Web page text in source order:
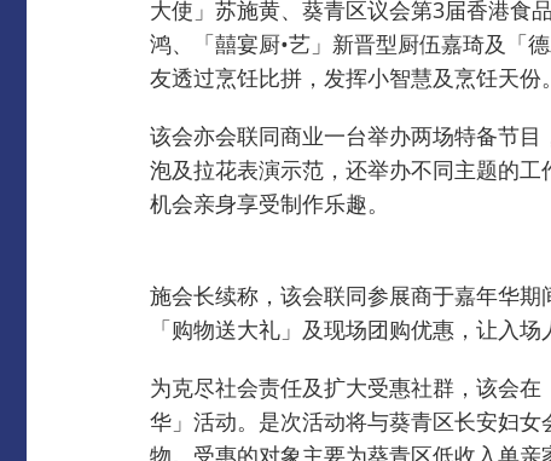
大使」苏施黄、葵青区议会第3届香港食
鸿、「囍宴厨•艺」新晋型厨伍嘉琦及「
友透过烹饪比拼，发挥小智慧及烹饪天份。
该会亦会联同商业一台举办两场特备节目
泡及拉花表演示范，还举办不同主题的
机会亲身享受制作乐趣。
施会长续称，​​该会联同参展商于嘉年华
「购物送大礼」及现场团购优惠，让入
为克尽社会责任及扩大受惠社群，该会
华」活动。 是次活动将与葵青区长安妇
物。 受惠的对象主要为葵青区低收入单亲